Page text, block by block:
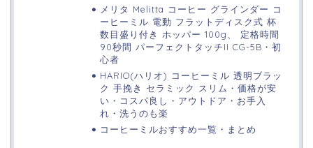
メリタ Melitta コーヒー グラインダー コ
ーヒーミル 電動 フラットディスク式 杯
数目盛り付き ホッパー 100g、 定格時間
90秒間 パーフェクトタッチII CG-5B・初
心者
HARIO(ハリオ) コーヒーミル 透明ブラッ
ク 手挽き セラミック スリム・価格が安
い・コスパ良し・アウトドア・お手入
れ・洗うのも楽
コーヒーミルおすすめ一覧・まとめ